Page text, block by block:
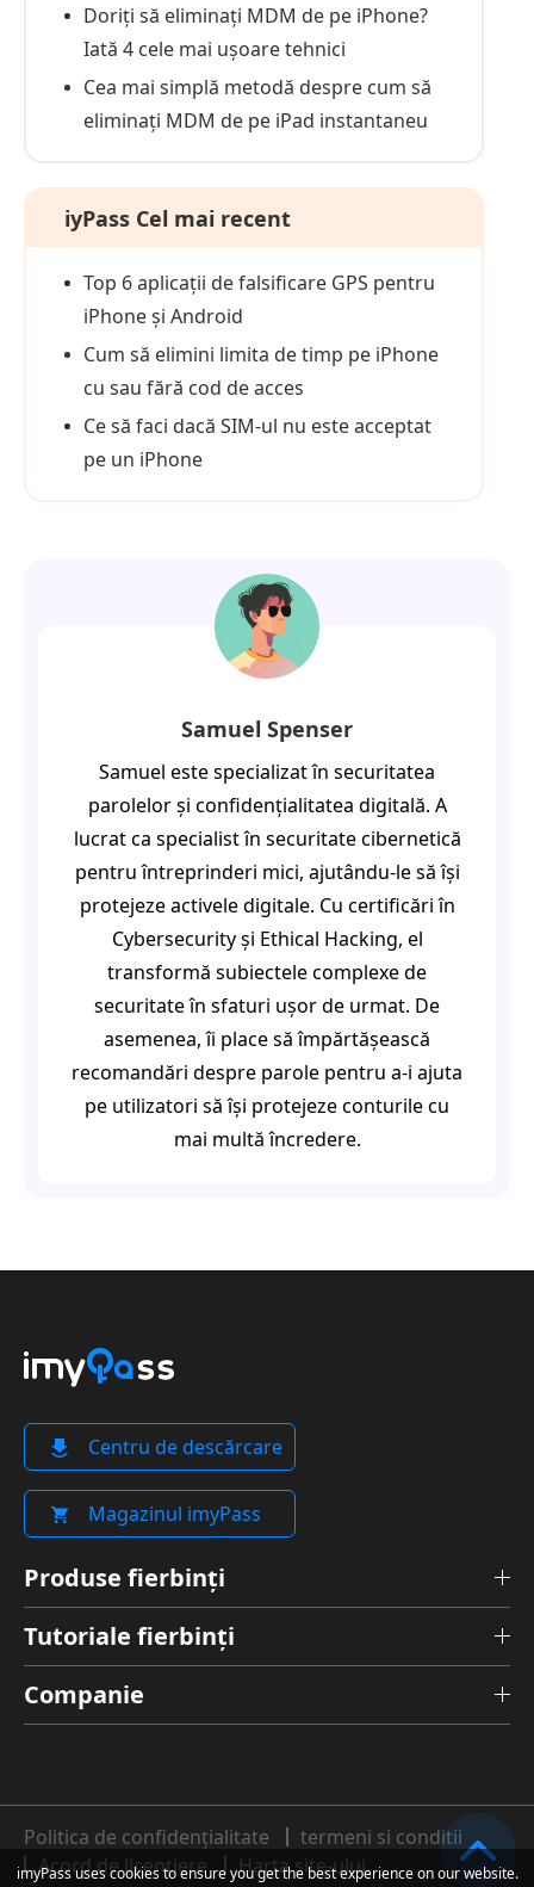
Doriți să eliminați MDM de pe iPhone?
Iată 4 cele mai ușoare tehnici
Cea mai simplă metodă despre cum să
eliminați MDM de pe iPad instantaneu
iyPass Cel mai recent
Top 6 aplicații de falsificare GPS pentru
iPhone și Android
Cum să elimini limita de timp pe iPhone
cu sau fără cod de acces
Ce să faci dacă SIM-ul nu este acceptat
pe un iPhone
Samuel Spenser
Samuel este specializat în securitatea
parolelor și confidențialitatea digitală. A
lucrat ca specialist în securitate cibernetică
pentru întreprinderi mici, ajutându-le să își
protejeze activele digitale. Cu certificări în
Cybersecurity și Ethical Hacking, el
transformă subiectele complexe de
securitate în sfaturi ușor de urmat. De
asemenea, îi place să împărtășească
recomandări despre parole pentru a-i ajuta
pe utilizatori să își protejeze conturile cu
mai multă încredere.
Centru de descărcare
Magazinul imyPass
Produse fierbinți
Tutoriale fierbinți
Companie
Politica de confidențialitate
termeni si conditii
Acord de licențiere
Harta site-ului
imyPass uses cookies to ensure you get the best experience on our website.